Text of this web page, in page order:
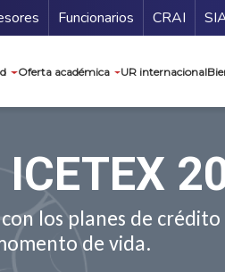
Funcionarios CRAI
Oferta académica UR internacional
los planes de crédito
de vida.